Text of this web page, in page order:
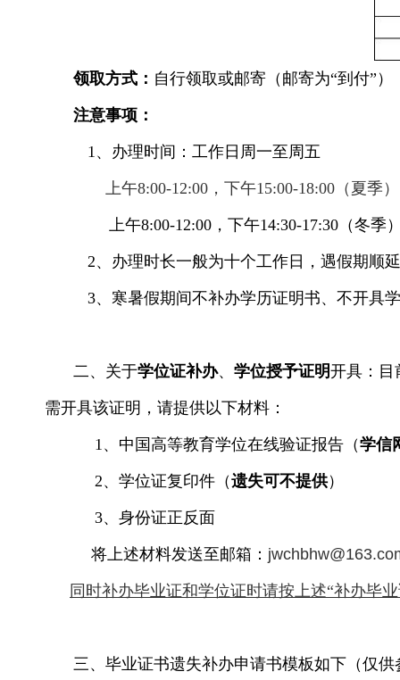
领取方式： 自行领取或邮寄（邮寄为“到付”）
注意事项：
1、办理时间：工作日周一至周五
上午8:00-12:00，下午15:00-18:00（夏季）
上午8:00-12:00，下午14:30-17:30（冬季
2、办理时长一般为十个工作日，遇假期顺延
3、寒暑假期间不补办学历证明书、不开具
二、关于学位证补办、 学位授予证明开具：目
需开具该证明，请提供以下材料：
1、中国高等教育学位在线验证报告（学信
2、学位证复印件（遗失可不提供）
3、身份证正反面
将上述材料发送至邮箱：
同时补办毕业证和学位证时请按上述“补办毕
三、毕业证书遗失补办申请书模板如下（仅供